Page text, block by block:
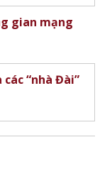
gian mạng
“nhà Đài”